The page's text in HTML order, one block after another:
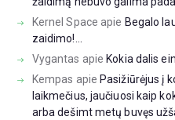
Kernel Space apie Begalo
zaidimo!...
Vygantas apie Kokia dalis
Kempas apie Pasižiūrėjus į
laikmečius, jaučiuosi kaip
arba dešimt metų buvęs